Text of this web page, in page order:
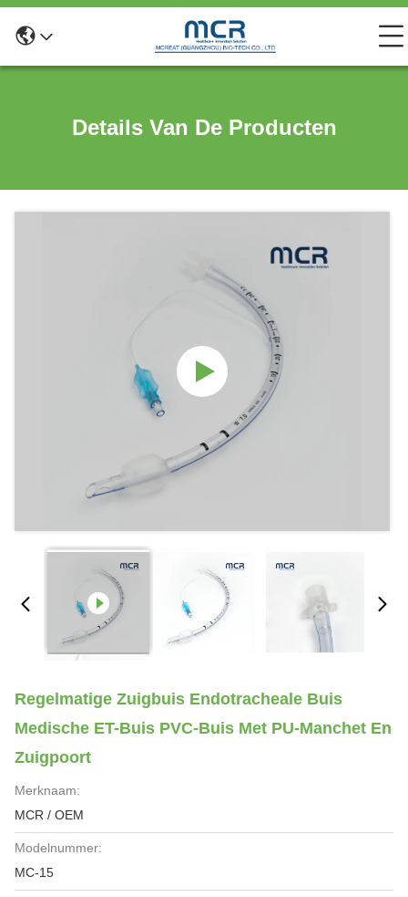
Details Van De Producten
Regelmatige Zuigbuis Endotracheale Buis
Medische ET-Buis PVC-Buis Met PU-Manchet En
Zuigpoort
Merknaam:
MCR / OEM
Modelnummer:
MC-15